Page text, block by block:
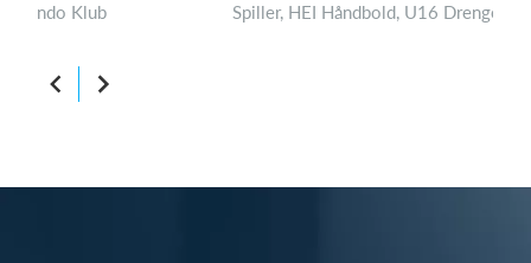
Spiller, HEI Håndbold, U16 Drenge